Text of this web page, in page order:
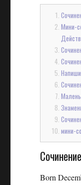
Мини-
мини-
Born